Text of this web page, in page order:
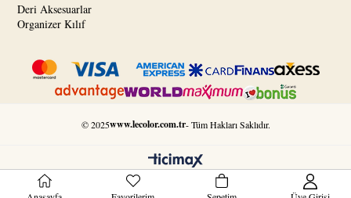
Deri Aksesuarlar
Organizer Kılıf
© 2025www.lecolor.com.tr- Tüm Hakları Saklıdır.